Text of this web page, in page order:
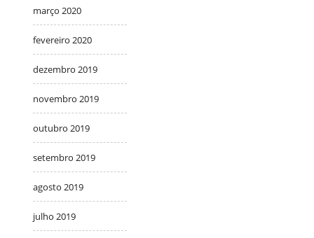
março 2020
fevereiro 2020
dezembro 2019
novembro 2019
outubro 2019
setembro 2019
agosto 2019
julho 2019